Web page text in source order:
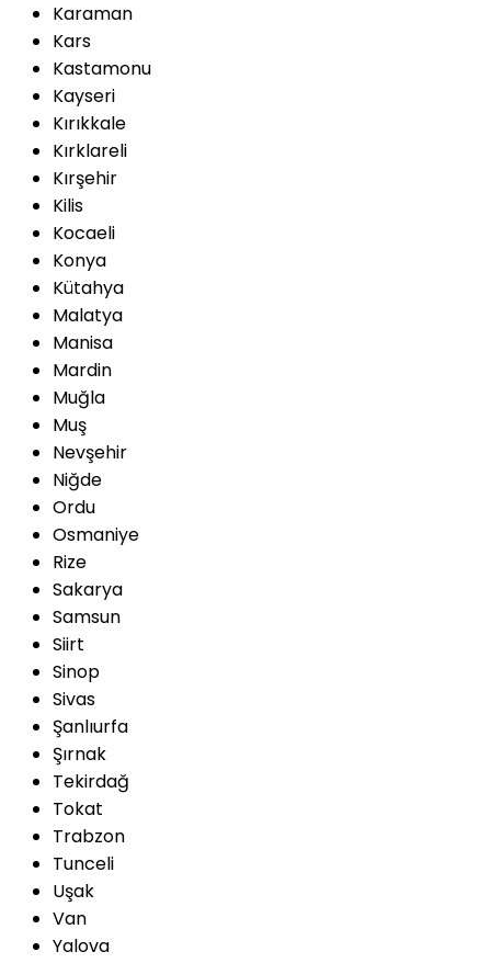
Karaman
Kars
Kastamonu
Kayseri
Kırıkkale
Kırklareli
Kırşehir
Kilis
Kocaeli
Konya
Kütahya
Malatya
Manisa
Mardin
Muğla
Muş
Nevşehir
Niğde
Ordu
Osmaniye
Rize
Sakarya
Samsun
Siirt
Sinop
Sivas
Şanlıurfa
Şırnak
Tekirdağ
Tokat
Trabzon
Tunceli
Uşak
Van
Yalova